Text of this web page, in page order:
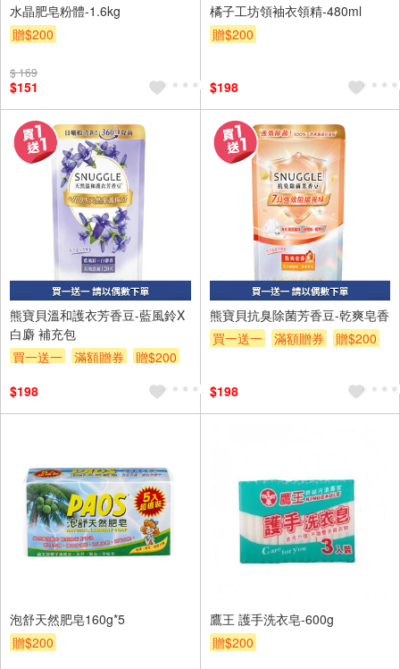
水晶肥皂粉體-1.6kg
贈$200
$ 169
$151
橘子工坊領袖衣領精-480ml
贈$200
$198
熊寶貝溫和護衣芳香豆-藍風鈴X
白麝 補充包
買一送一
滿額贈券
贈$200
$198
熊寶貝抗臭除菌芳香豆-乾爽皂香
買一送一
滿額贈券 贈$200
$198
泡舒天然肥皂160g*5
贈$200
鷹王 護手洗衣皂-600g
贈$200